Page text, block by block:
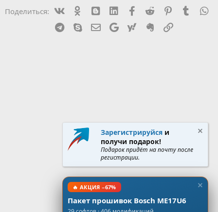
Поделиться: Ok mes_blogger
Linked InFacebook
Reddit PinterestTumblr
Telegram
Skype Эл. почта
Google Yahoo Evernote
Зарегистрируйся и
получи подарок!
Подарок придёт на почту после
регистрации.
🔥 АКЦИЯ −67%
Пакет прошивок Bosch ME17U6